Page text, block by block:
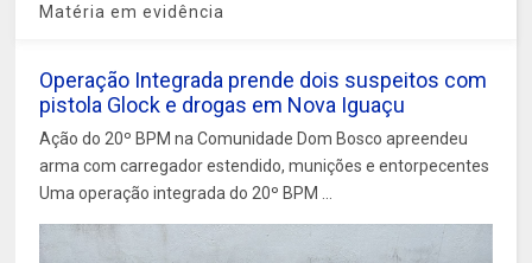
Matéria em evidência
Operação Integrada prende dois suspeitos com
pistola Glock e drogas em Nova Iguaçu
Ação do 20º BPM na Comunidade Dom Bosco apreendeu
arma com carregador estendido, munições e entorpecentes
Uma operação integrada do 20º BPM ...